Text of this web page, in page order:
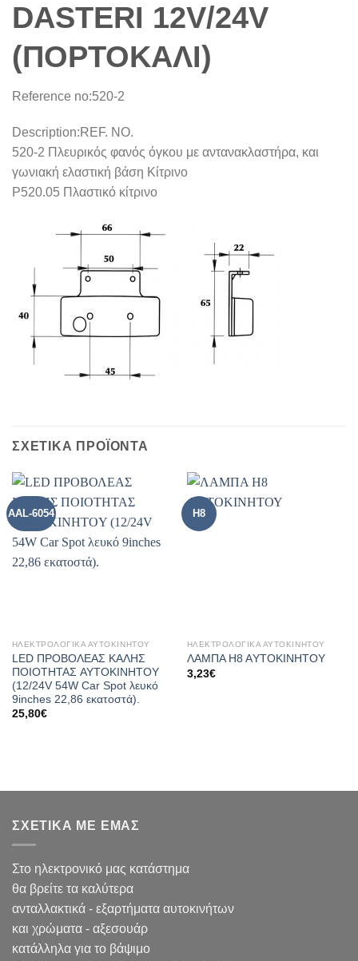
DASTERI 12V/24V
(ΠΟΡΤΟΚΑΛΙ)
Reference no:520-2
Description:REF. NO.
520-2 Πλευρικός φανός όγκου με αντανακλαστήρα, και
γωνιακή ελαστική βάση Kίτρινο
P520.05 Πλαστικό κίτρινο
ΣΧΕΤΙΚΑ ΠΡΟΪΟΝΤΑ
AAL-6054
ΗΛΕΚΤΡΟΛΟΓΙΚΑ ΑΥΤΟΚΙΝΗΤΟΥ
LED ΠΡΟΒΟΛΕAΣ KAΛΗΣ
ΠΟΙΟΤΗΤΑΣ AYTOKINHTOY
(12/24V 54W Car Spot λευκό
9inches 22,86 εκατοστά).
25,80€
H8
ΗΛΕΚΤΡΟΛΟΓΙΚΑ ΑΥΤΟΚΙΝΗΤΟΥ
ΛΑΜΠΑ Η8 ΑYΤΟΚΙΝΗΤΟΥ
3,23€
ΣΧΕΤΙΚΑ ΜΕ ΕΜΑΣ
Στο ηλεκτρονικό μας κατάστημα
θα βρείτε τα καλύτερα
ανταλλακτικά - εξαρτήματα αυτοκινήτων
και χρώματα - αξεσουάρ
κατάλληλα για το βάψιμο